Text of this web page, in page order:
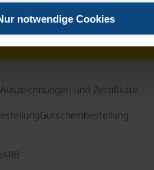
notwendige Cookies
& der
Auszeichnungen und Zertifikate
Gutscheinbestellung
ARB